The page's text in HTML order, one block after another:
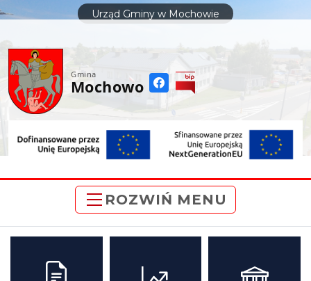
treści
Urząd Gminy w Mochowie
Gmina
Mochowo
ROZWIŃ MENU